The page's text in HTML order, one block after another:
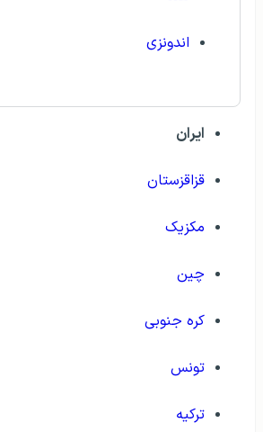
اندونزی
ایران
قزاقزستان
مکزیک
چین
کره جنوبی
تونس
ترکیه